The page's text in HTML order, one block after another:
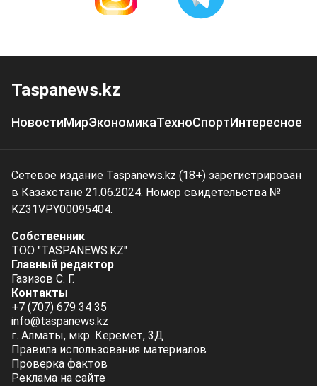
Taspanews.kz
НовостиМирЭкономикаТехноСпортИнтересное
Сетевое издание Taspanews.kz (18+) зарегистрирован
в Казахстане 21.06.2024. Номер свидетельства №
KZ31VPY00095404.
Собственник
ТОО "TASPANEWS.KZ"
Главный редактор
Газизов С. Г.
Контакты
+7 (707) 679 34 35
info@taspanews.kz
г. Алматы, мкр. Керемет, 3Д
Правила использования материалов
Проверка фактов
Реклама на сайте